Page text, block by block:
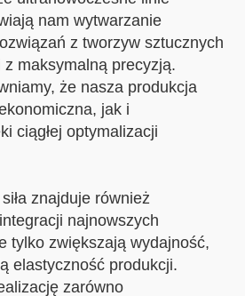
nam wytwarzanie
z tworzyw sztucznych
maksymalną precyzją.
że nasza produkcja
jak i
ciągłej optymalizacji
znajduje również
najnowszych
tylko zwiększają wydajność,
elastyczność produkcji.
zarówno